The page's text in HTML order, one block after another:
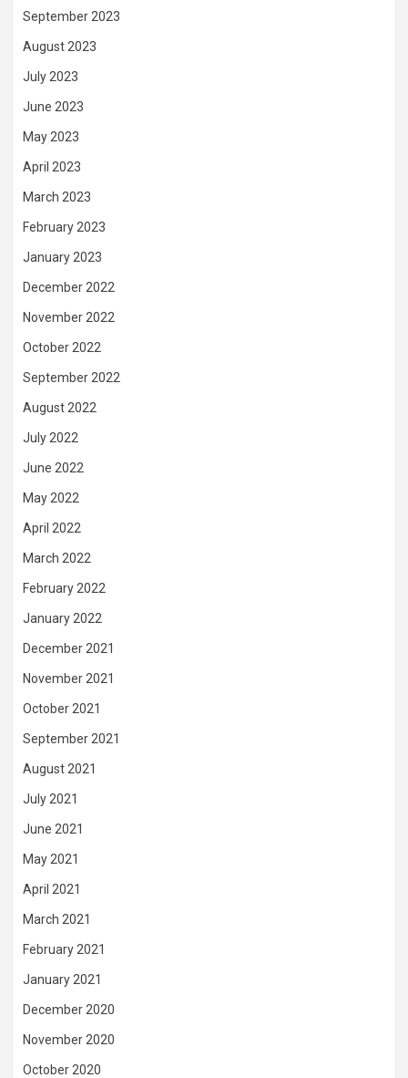
September 2023
August 2023
July 2023
June 2023
May 2023
April 2023
March 2023
February 2023
January 2023
December 2022
November 2022
October 2022
September 2022
August 2022
July 2022
June 2022
May 2022
April 2022
March 2022
February 2022
January 2022
December 2021
November 2021
October 2021
September 2021
August 2021
July 2021
June 2021
May 2021
April 2021
March 2021
February 2021
January 2021
December 2020
November 2020
October 2020